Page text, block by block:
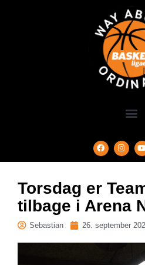
Torsdag er
tilbage i Arena
Sebastian 26. september